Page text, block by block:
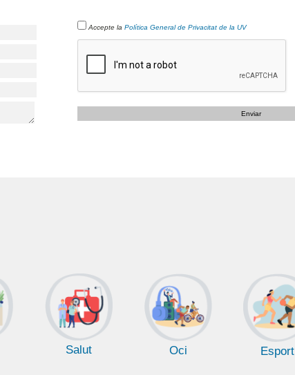
Accepte laPolítica General de Privacitat de la UV
Salut Oci Esport